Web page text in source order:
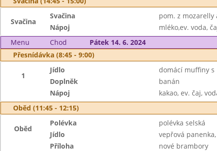
Svačina
Svačina
pom. z
Nápoj
mléko,ev. voda,
Menu
Chod
Pátek 14. 6. 2024
Přesnídávka (8:45 - 9:00)
1
Jídlo
domácí muffiny s
Doplněk
banán
Nápoj
kakao, ev. čaj,
Oběd (11:45 - 12:15)
Oběd
Polévka
polévka selská
Jídlo
vepřová
Příloha
nové brambory